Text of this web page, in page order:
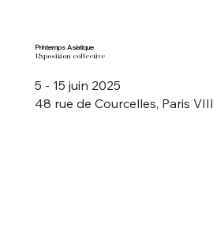
Printemps Asiatique
Exposition collective
5 - 15 juin 2025
48 rue de Courcelles, Paris VIII